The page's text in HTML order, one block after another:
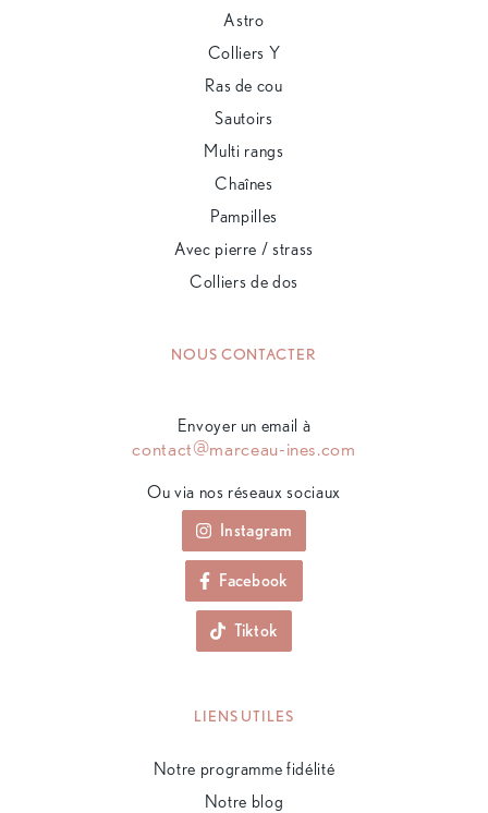
Astro
Colliers Y
Ras de cou
Sautoirs
Multi rangs
Chaînes
Pampilles
Avec pierre / strass
Colliers de dos
NOUS CONTACTER
Envoyer un email à
contact@marceau-ines.com
Ou via nos réseaux sociaux
Instagram
Facebook
Tiktok
LIENS UTILES
Notre programme fidélité
Notre blog